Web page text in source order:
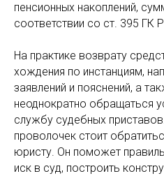
пенсионных накоплений,
соответствии со ст. 395 ГК
На практике возврату
хождения по инстанциям,
заявлений и пояснений, а
неоднократно обращаться
службу судебных
проволочек стоит
юристу. Он поможет
иск в суд, построить